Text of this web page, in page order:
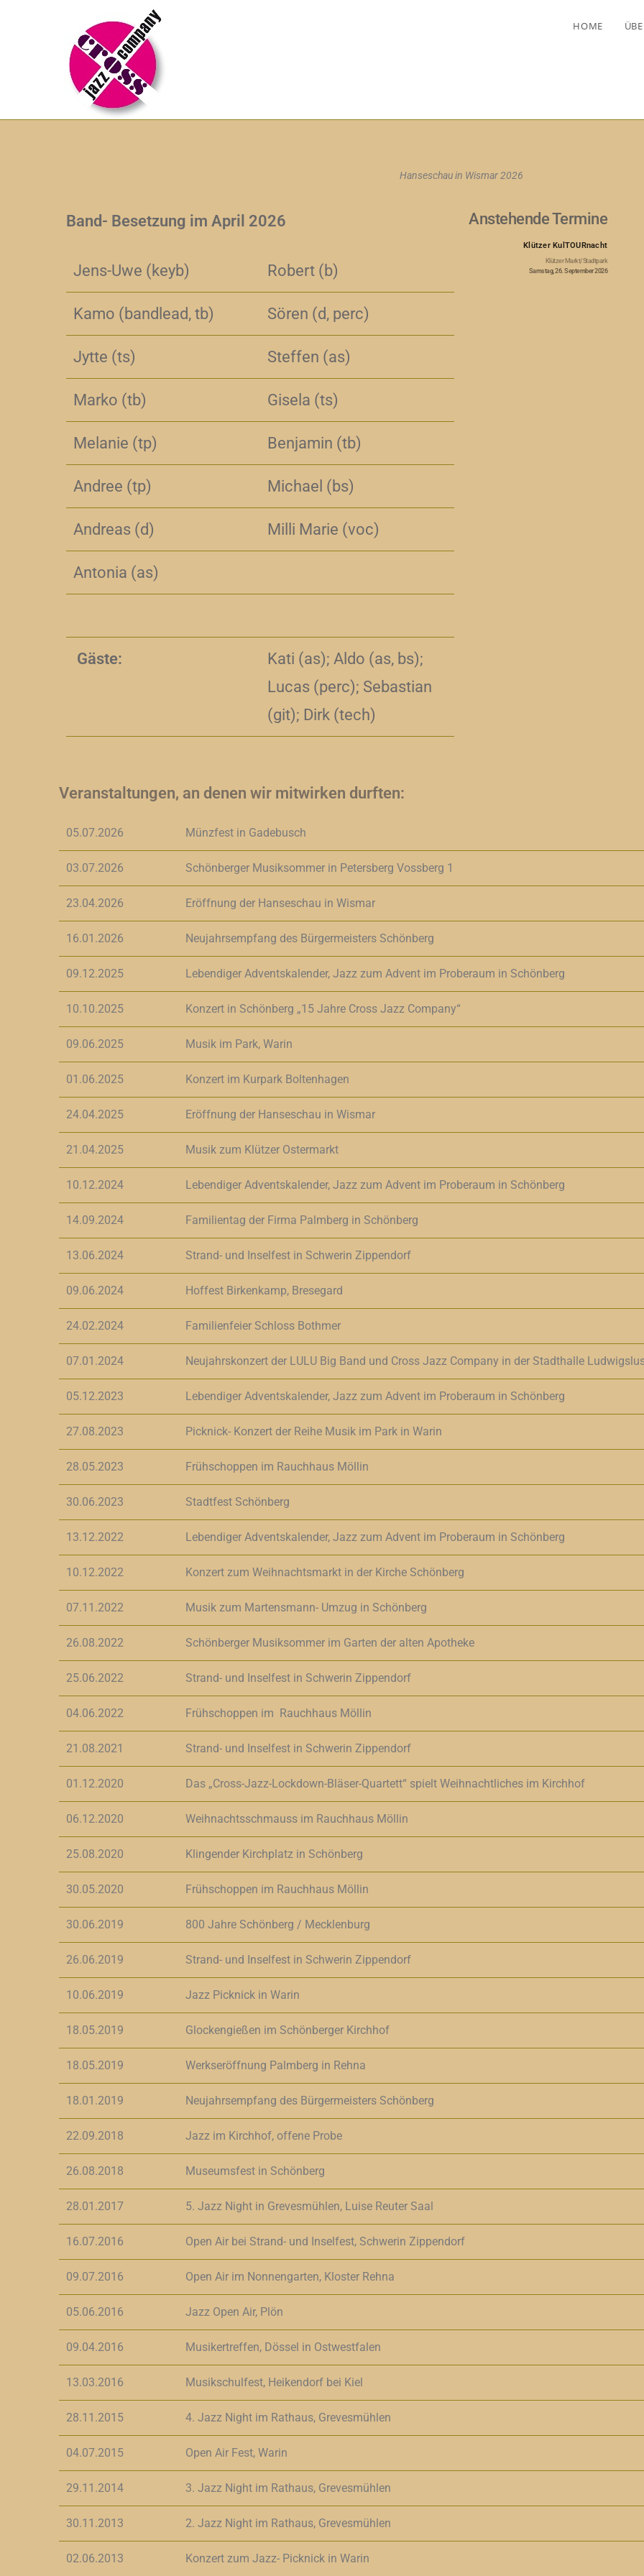
HOME
Hanseschau in Wismar 2026
Band- Besetzung im April 2026
Jens-Uwe (keyb) Robert (b)
Kamo (bandlead, tb) Sören (d, perc)
Jytte (ts) Steffen (as)
Marko (tb) Gisela (ts)
Melanie (tp) Benjamin (tb)
Andree (tp) Michael (bs)
Andreas (d) Milli Marie (voc)
Antonia (as)
Gäste:
Kati (as); Aldo (as, bs);
Lucas (perc); Sebastian
(git); Dirk (tech)
Anstehende Termine
Klützer KulTOURnacht
Klützer Markt/Stadtpark
Samstag, 26. September 2026
Veranstaltungen, an denen wir mitwirken durften:
05.07.2026 Münzfest in Gadebusch
03.07.2026 Schönberger Musiksommer in Petersberg Vossberg 1
23.04.2026 Eröffnung der Hanseschau in Wismar
16.01.2026 Neujahrsempfang des Bürgermeisters Schönberg
09.12.2025 Lebendiger Adventskalender, Jazz zum Advent im Proberaum in Schönberg
10.10.2025 Konzert in Schönberg „15 Jahre Cross Jazz Company“
09.06.2025 Musik im Park, Warin
01.06.2025 Konzert im Kurpark Boltenhagen
24.04.2025 Eröffnung der Hanseschau in Wismar
21.04.2025 Musik zum Klützer Ostermarkt
10.12.2024 Lebendiger Adventskalender, Jazz zum Advent im Proberaum in Schönberg
14.09.2024 Familientag der Firma Palmberg in Schönberg
13.06.2024 Strand- und Inselfest in Schwerin Zippendorf
09.06.2024 Hoffest Birkenkamp, Bresegard
24.02.2024 Familienfeier Schloss Bothmer
07.01.2024 Neujahrskonzert der LULU Big Band und Cross Jazz Company in der Stadthalle
05.12.2023 Lebendiger Adventskalender, Jazz zum Advent im Proberaum in Schönberg
27.08.2023 Picknick- Konzert der Reihe Musik im Park in Warin
28.05.2023 Frühschoppen im Rauchhaus Möllin
30.06.2023 Stadtfest Schönberg
13.12.2022 Lebendiger Adventskalender, Jazz zum Advent im Proberaum in Schönberg
10.12.2022 Konzert zum Weihnachtsmarkt in der Kirche Schönberg
07.11.2022 Musik zum Martensmann- Umzug in Schönberg
26.08.2022 Schönberger Musiksommer im Garten der alten Apotheke
25.06.2022 Strand- und Inselfest in Schwerin Zippendorf
04.06.2022 Frühschoppen im Rauchhaus Möllin
21.08.2021 Strand- und Inselfest in Schwerin Zippendorf
01.12.2020 Das „Cross-Jazz-Lockdown-Bläser-Quartett“ spielt Weihnachtliches im Kirchhof
06.12.2020 Weihnachtsschmauss im Rauchhaus Möllin
25.08.2020 Klingender Kirchplatz in Schönberg
30.05.2020 Frühschoppen im Rauchhaus Möllin
30.06.2019 800 Jahre Schönberg / Mecklenburg
26.06.2019 Strand- und Inselfest in Schwerin Zippendorf
10.06.2019 Jazz Picknick in Warin
18.05.2019 Glockengießen im Schönberger Kirchhof
18.05.2019 Werkseröffnung Palmberg in Rehna
18.01.2019 Neujahrsempfang des Bürgermeisters Schönberg
22.09.2018 Jazz im Kirchhof, offene Probe
26.08.2018 Museumsfest in Schönberg
28.01.2017 5. Jazz Night in Grevesmühlen, Luise Reuter Saal
16.07.2016 Open Air bei Strand- und Inselfest, Schwerin Zippendorf
09.07.2016 Open Air im Nonnengarten, Kloster Rehna
05.06.2016 Jazz Open Air, Plön
09.04.2016 Musikertreffen, Dössel in Ostwestfalen
13.03.2016 Musikschulfest, Heikendorf bei Kiel
28.11.2015 4. Jazz Night im Rathaus, Grevesmühlen
04.07.2015 Open Air Fest, Warin
29.11.2014 3. Jazz Night im Rathaus, Grevesmühlen
30.11.2013 2. Jazz Night im Rathaus, Grevesmühlen
02.06.2013 Konzert zum Jazz- Picknick in Warin